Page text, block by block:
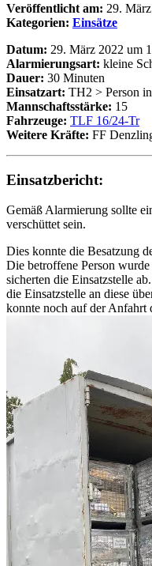
Veröffentlicht am: 29.
Kategorien: Einsätze
Datum: 29. März 2022 um
Alarmierungsart: kleine
Dauer: 30 Minuten
Einsatzart: TH2 > Person
Mannschaftsstärke: 15
Fahrzeuge: TLF 16/24-Tr
Weitere Kräfte: FF
Einsatzbericht:
Gemäß Alarmierung sollte
verschüttet sein.
Dies konnte die Besatzung
Die betroffene Person
sicherten die Einsatzstelle
die Einsatzstelle an diese
konnte noch auf der Anfahrt